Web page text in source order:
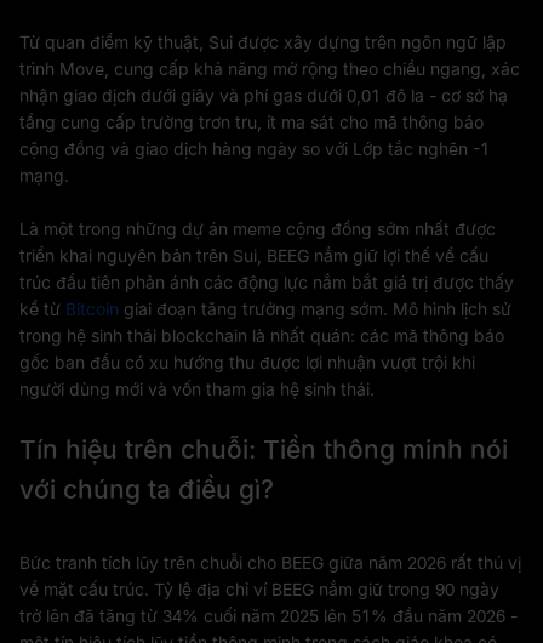
Từ quan điểm kỹ thuật, Sui được xây dựng trên ngôn ngữ lập
trình Move, cung cấp khả năng mở rộng theo chiều ngang, xác
nhận giao dịch dưới giây và phí gas dưới 0,01 đô la - cơ sở hạ
tầng cung cấp trường trơn tru, ít ma sát cho mã thông báo
cộng đồng và giao dịch hàng ngày so với Lớp tắc nghẽn -1
mạng.
Là một trong những dự án meme cộng đồng sớm nhất được
triển khai nguyên bản trên Sui, BEEG nắm giữ lợi thế về cấu
trúc đầu tiên phản ánh các động lực nắm bắt giá trị được thấy
kể từ Bitcoin giai đoạn tăng trưởng mạng sớm. Mô hình lịch sử
trong hệ sinh thái blockchain là nhất quán: các mã thông báo
gốc ban đầu có xu hướng thu được lợi nhuận vượt trội khi
người dùng mới và vốn tham gia hệ sinh thái.
Tín hiệu trên chuỗi: Tiền thông minh nói
với chúng ta điều gì?
Bức tranh tích lũy trên chuỗi cho BEEG giữa năm 2026 rất thú vị
về mặt cấu trúc. Tỷ lệ địa chỉ ví BEEG nắm giữ trong 90 ngày
trở lên đã tăng từ 34% cuối năm 2025 lên 51% đầu năm 2026 -